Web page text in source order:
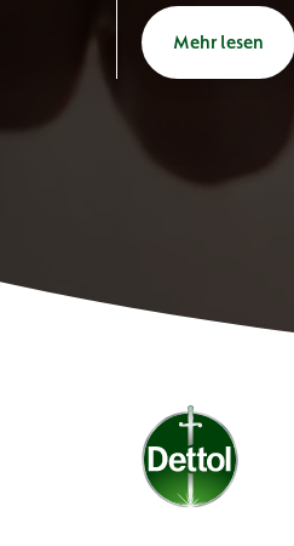
Mehr lesen